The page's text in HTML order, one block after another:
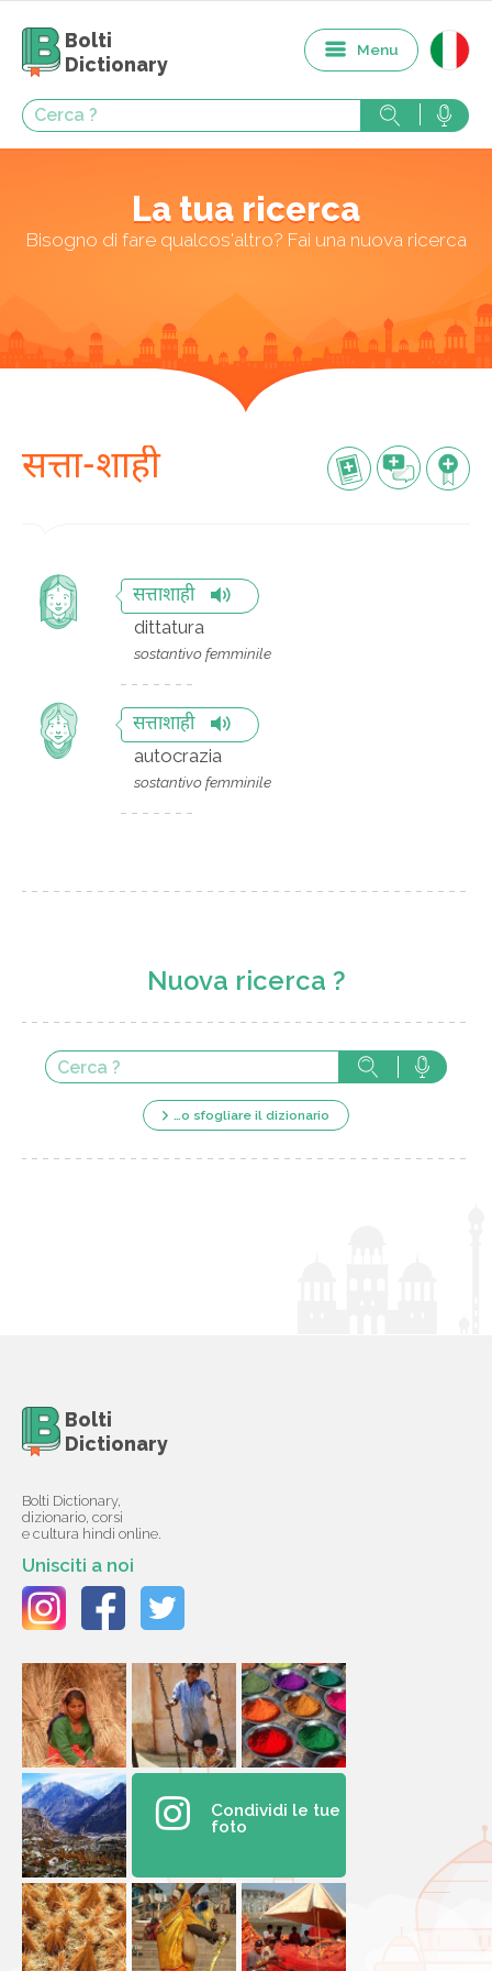
Bolti
Dictionary
Menu
La tua ricerca
Bisogno di fare qualcos'altro? Fai una nuova ricerca
सत्ता-शाही
सत्ताशाही
dittatura
sostantivo femminile
सत्ताशाही
autocrazia
sostantivo femminile
Nuova ricerca ?
…o sfogliare il dizionario
Bolti
Dictionary
Bolti Dictionary,
dizionario, corsi
e cultura hindi online.
Unisciti a noi
Condividi le tue
foto